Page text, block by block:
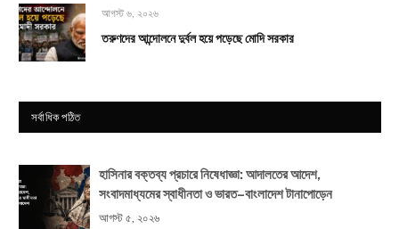
আগস্ট ৬, ২০২৬
তরুণদের আন্দোলনে দুর্বল হয়ে পড়েছে মোদি সরকার
সর্বাধিক পঠিত
হাসিনার বক্তব্য প্রচারে নিষেধাজ্ঞা: আদালতের আদেশ,
সংবাদমাধ্যমের স্বাধীনতা ও ভারত–বাংলাদেশ টানাপোড়েন
আগস্ট ৫, ২০২৬